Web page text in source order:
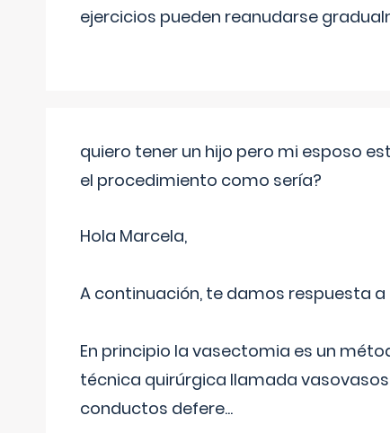
ejercicios pueden reanudarse
quiero tener un hijo pero mi esposo
el procedimiento como sería?
Hola Marcela,
A continuación, te damos respuesta
En principio la vasectomia es un
técnica quirúrgica llamada
conductos defere...